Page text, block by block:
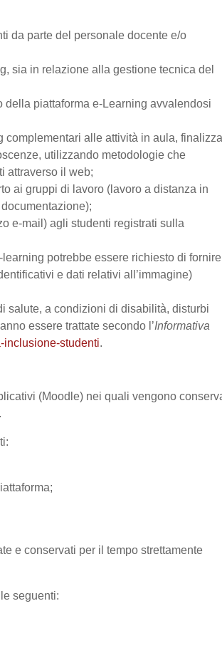
da parte del personale docente e/o
sia in relazione alla gestione tecnica del
della piattaforma e-Learning avvalendosi
complementari alle attività in aula,
utilizzando metodologie che
attraverso il web;
ai gruppi di lavoro (lavoro a distanza in
e-mail) agli studenti registrati sulla
potrebbe essere richiesto di fornire
e dati relativi all’immagine)
salute, a condizioni di disabilità, disturbi
essere trattate secondo l’Informativa
inclusione-studenti.
(Moodle) nei quali vengono
e conservati per il tempo strettamente
seguenti: